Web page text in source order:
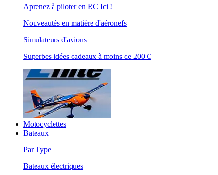
Aprenez à piloter en RC Ici !
Nouveautés en matière d'aéronefs
Simulateurs d'avions
Superbes idées cadeaux à moins de 200 €
Motocyclettes
Bateaux
Par Type
Bateaux électriques